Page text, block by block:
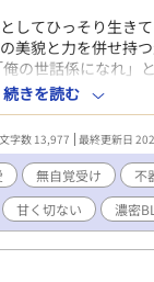
してひっそり生きて
美貌と力を併せ持
の世話係になれ」
豪華な寮部屋、執
「他の男に触られ
何だと思ってるん
、“貴族と平民”の
の天才少年 ――鈍
園BL、開幕！
続きを読む
文字数 13,977 最終更新日
無自覚受け 不
甘く切ない 濃密BL